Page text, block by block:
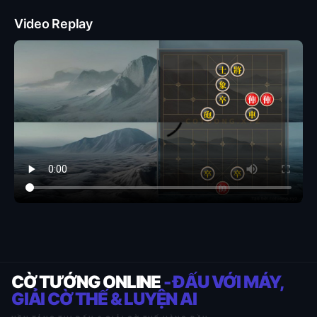
Video Replay
CỜ TƯỚNG ONLINE- ĐẤU VỚI MÁY,
GIẢI CỜ THẾ & LUYỆN AI